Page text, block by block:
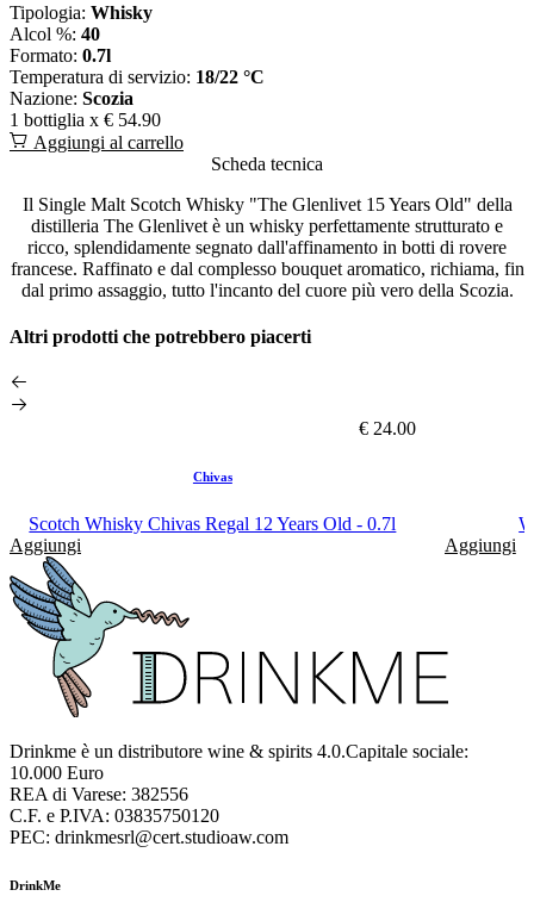
Tipologia: Whisky
Alcol %: 40
Formato: 0.7l
Temperatura di servizio: 18/22 °C
Nazione: Scozia
1 bottiglia x € 54.90
Aggiungi al carrello
Scheda tecnica
Il Single Malt Scotch Whisky "The Glenlivet 15 Years Old" della
distilleria The Glenlivet è un whisky perfettamente strutturato e
ricco, splendidamente segnato dall'affinamento in botti di rovere
francese. Raffinato e dal complesso bouquet aromatico, richiama, fin
dal primo assaggio, tutto l'incanto del cuore più vero della Scozia.
Altri prodotti che potrebbero piacerti
€ 24.00
Chivas
Scotch Whisky Chivas Regal 12 Years Old - 0.7l
Aggiungi
Aggiungi
Drinkme è un distributore wine & spirits 4.0.Capitale sociale:
10.000 Euro
REA di Varese: 382556
C.F. e P.IVA: 03835750120
PEC: drinkmesrl@cert.studioaw.com
DrinkMe